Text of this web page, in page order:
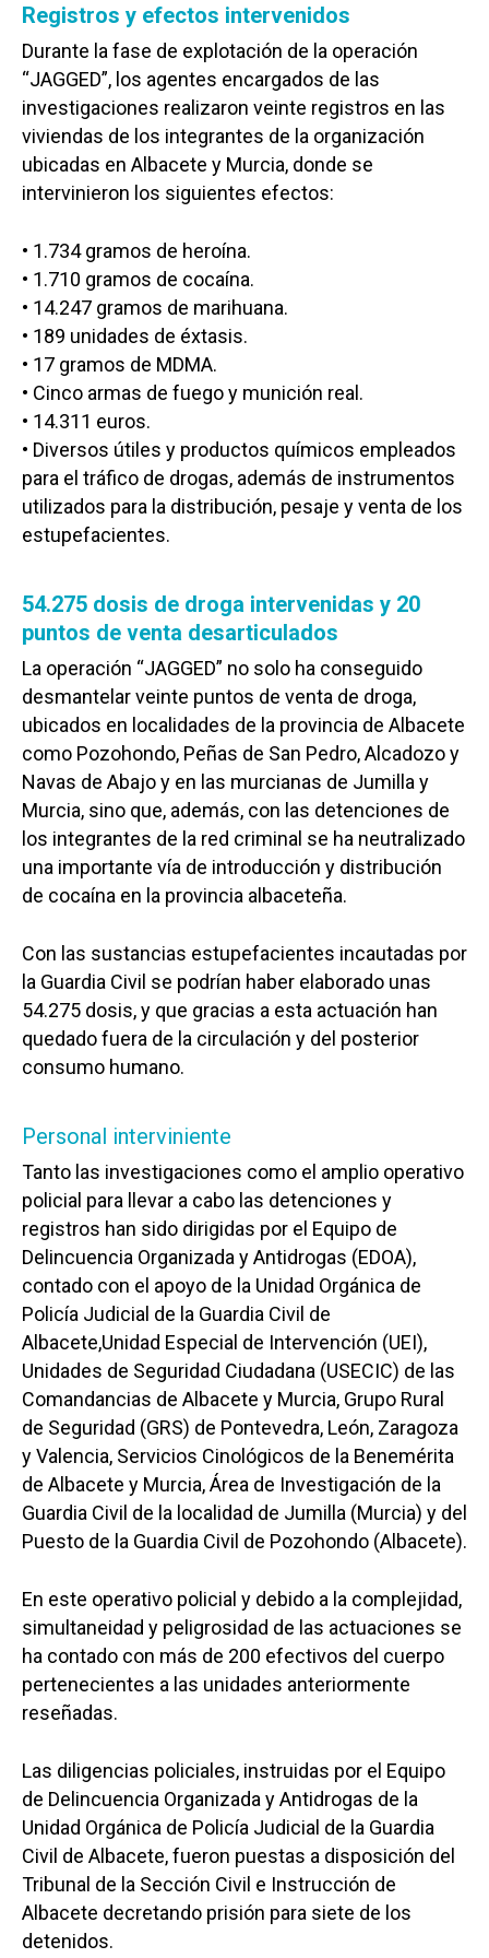
Registros y efectos intervenidos
Durante la fase de explotación de la operación
“JAGGED”, los agentes encargados de las
investigaciones realizaron veinte registros en las
viviendas de los integrantes de la organización
ubicadas en Albacete y Murcia, donde se
intervinieron los siguientes efectos:
• 1.734 gramos de heroína.
• 1.710 gramos de cocaína.
• 14.247 gramos de marihuana.
• 189 unidades de éxtasis.
• 17 gramos de MDMA.
• Cinco armas de fuego y munición real.
• 14.311 euros.
• Diversos útiles y productos químicos empleados
para el tráfico de drogas, además de instrumentos
utilizados para la distribución, pesaje y venta de los
estupefacientes.
54.275 dosis de droga intervenidas y 20
puntos de venta desarticulados
La operación “JAGGED” no solo ha conseguido
desmantelar veinte puntos de venta de droga,
ubicados en localidades de la provincia de Albacete
como Pozohondo, Peñas de San Pedro, Alcadozo y
Navas de Abajo y en las murcianas de Jumilla y
Murcia, sino que, además, con las detenciones de
los integrantes de la red criminal se ha neutralizado
una importante vía de introducción y distribución
de cocaína en la provincia albaceteña.
Con las sustancias estupefacientes incautadas por
la Guardia Civil se podrían haber elaborado unas
54.275 dosis, y que gracias a esta actuación han
quedado fuera de la circulación y del posterior
consumo humano.
Personal interviniente
Tanto las investigaciones como el amplio operativo
policial para llevar a cabo las detenciones y
registros han sido dirigidas por el Equipo de
Delincuencia Organizada y Antidrogas (EDOA),
contado con el apoyo de la Unidad Orgánica de
Policía Judicial de la Guardia Civil de
Albacete,Unidad Especial de Intervención (UEI),
Unidades de Seguridad Ciudadana (USECIC) de las
Comandancias de Albacete y Murcia, Grupo Rural
de Seguridad (GRS) de Pontevedra, León, Zaragoza
y Valencia, Servicios Cinológicos de la Benemérita
de Albacete y Murcia, Área de Investigación de la
Guardia Civil de la localidad de Jumilla (Murcia) y del
Puesto de la Guardia Civil de Pozohondo (Albacete).
En este operativo policial y debido a la complejidad,
simultaneidad y peligrosidad de las actuaciones se
ha contado con más de 200 efectivos del cuerpo
pertenecientes a las unidades anteriormente
reseñadas.
Las diligencias policiales, instruidas por el Equipo
de Delincuencia Organizada y Antidrogas de la
Unidad Orgánica de Policía Judicial de la Guardia
Civil de Albacete, fueron puestas a disposición del
Tribunal de la Sección Civil e Instrucción de
Albacete decretando prisión para siete de los
detenidos.
Castilla-La
Toledo
Ciudad Real
Albacete
Sanidad
Economía
Educación